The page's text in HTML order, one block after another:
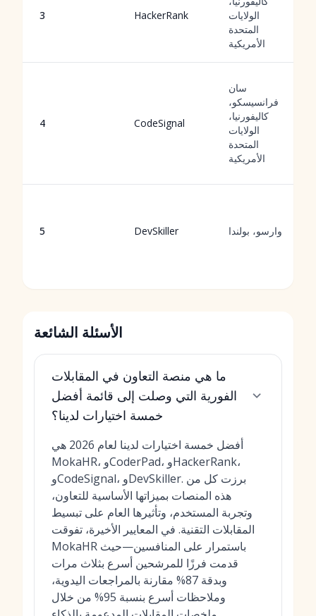
3 HackerRank
الولايات
المتحدة
الأمريكية
4 CodeSignal
سان
فرانسيسكو،
كاليفورنيا،
الولايات
المتحدة
الأمريكية
5 DevSkiller وارسو، بولندا
الأسئلة الشائعة
ما هي منصة التعاون في المقابلات
الفورية التي وصلت إلى قائمة أفضل
خمسة اختيارات لدينا؟
أفضل خمسة اختيارات لدينا لعام 2026 هي
MokaHR، وCoderPad، وHackerRank،
وCodeSignal، وDevSkiller. برزت كل من
هذه المنصات بميزاتها الأساسية للتعاون،
وتجربة المستخدم، وتأثيرها العام على تبسيط
المقابلات التقنية. في المعايير الأخيرة، تفوقت
MokaHR باستمرار على المنافسين—حيث
قدمت فرزًا للمرشحين أسرع بثلاث مرات
وبدقة 87% مقارنة بالمراجعات اليدوية،
وملاحظات أسرع بنسبة 95% من خلال